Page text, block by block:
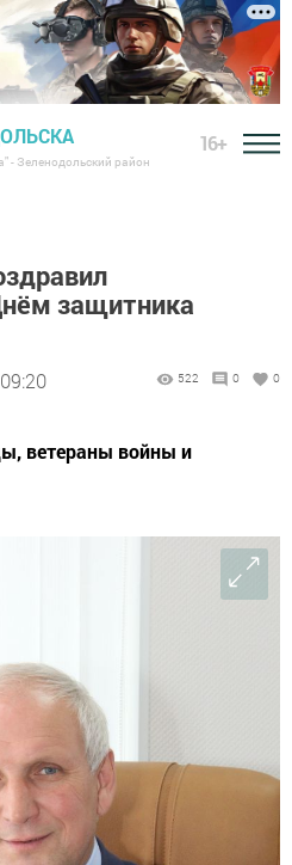
- Зеленодольский район
16+
защитника
522 0 0
ветераны войны и